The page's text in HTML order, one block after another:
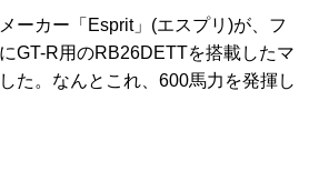
ーカー「Esprit」(エスプリ)が、フ
GT-R用のRB26DETTを搭載したマ
た。なんとこれ、600馬力を発揮し